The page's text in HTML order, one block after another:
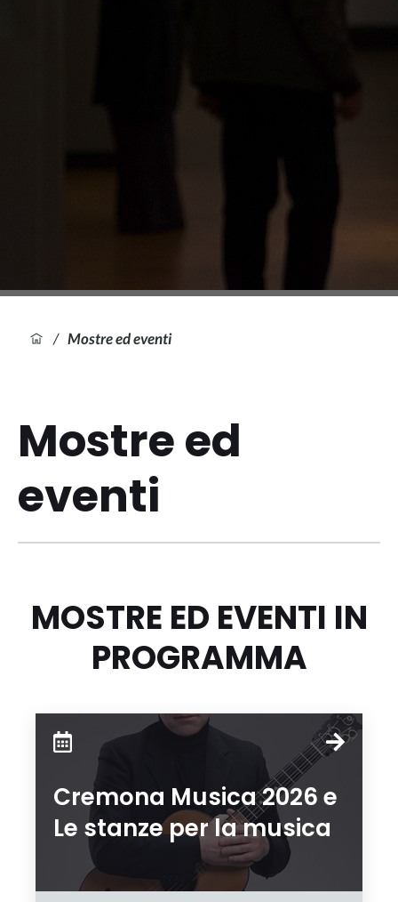
/ Mostre ed eventi
Mostre ed
eventi
MOSTRE ED EVENTI IN
PROGRAMMA
Cremona Musica 2026 e
Le stanze per la musica